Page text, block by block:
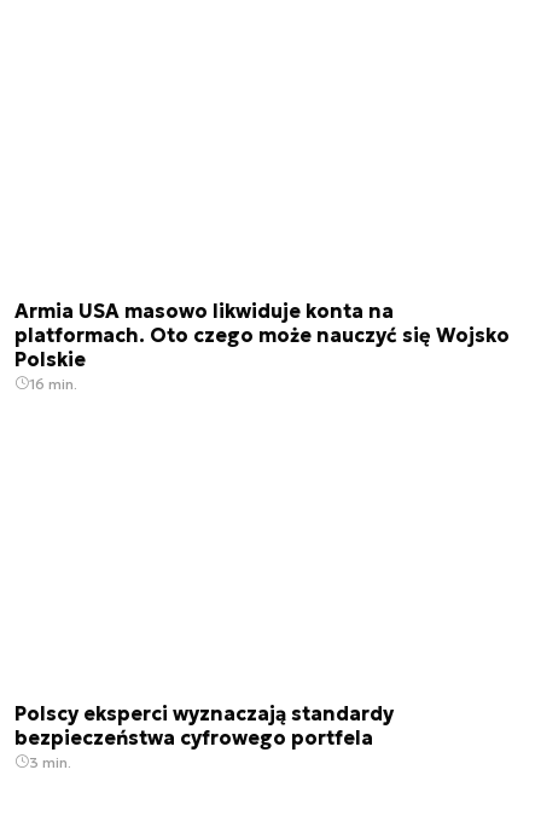
Armia USA masowo likwiduje konta na
platformach. Oto czego może nauczyć się Wojsko
Polskie
16 min.
Polscy eksperci wyznaczają standardy
bezpieczeństwa cyfrowego portfela
3 min.